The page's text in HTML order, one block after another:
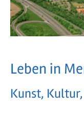
Leben in
Kunst,